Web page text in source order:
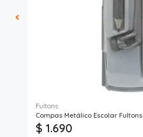
Fultons
Compas Metálico Escolar Fultons
$ 1.690